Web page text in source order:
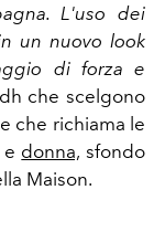
L'uso dei
un nuovo look
di forza e
che scelgono
che richiama le
donna, sfondo
Maison.